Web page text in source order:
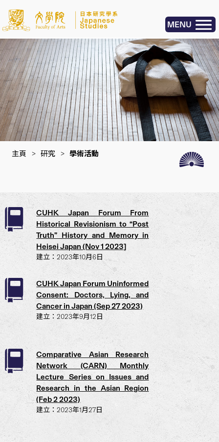
MENU
主頁 > 研究 > 學術活動
CUHK Japan Forum From
Historical Revisionism to “Post
Truth” History and Memory in
Heisei Japan (Nov 1 2023]
建立：2023年10月6日
CUHK Japan Forum Uninformed
Consent: Doctors, Lying, and
Cancer in Japan (Sep 27 2023)
建立：2023年9月12日
Comparative Asian Research
Network (CARN) Monthly
Lecture Series on Issues and
Research in the Asian Region
(Feb 2 2023)
建立：2023年1月27日